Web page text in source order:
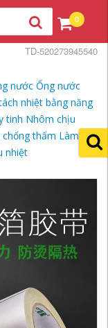
0
nước Ống nước
nhiệt bằng năng
tinh Nhôm chịu
thấm Làm
nhiệt
TD-520273945540